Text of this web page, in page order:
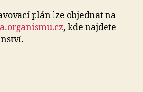
plán lze objednat na
, kde najdete